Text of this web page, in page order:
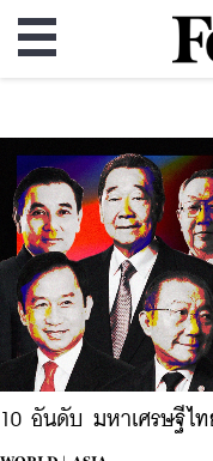
10 อันดับ มหาเศรษฐีไ